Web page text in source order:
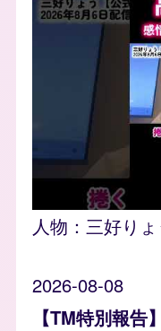
人物： 三好りょ
2026-08-08
【TM特別報